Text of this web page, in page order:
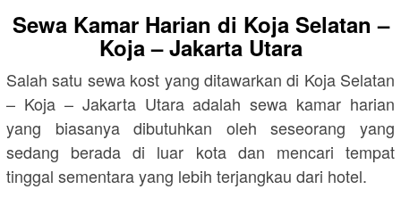
Sewa Kamar Harian di Koja Selatan –
Koja – Jakarta Utara
Salah satu sewa kost yang ditawarkan di Koja Selatan
– Koja – Jakarta Utara adalah sewa kamar harian
yang biasanya dibutuhkan oleh seseorang yang
sedang berada di luar kota dan mencari tempat
tinggal sementara yang lebih terjangkau dari hotel.